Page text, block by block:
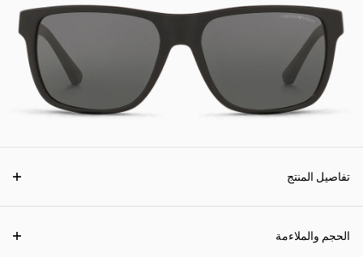
تفاصيل المنتج
الحجم والملاءمة